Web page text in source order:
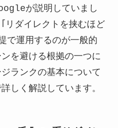
が説明していまし
リダイレクトを挟むほど
で運用するのが一般的
を避ける根拠の一つに
ランクの基本について
しく解説しています。